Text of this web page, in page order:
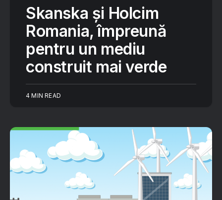
Skanska și Holcim
Romania, împreună
pentru un mediu
construit mai verde
4 MIN READ